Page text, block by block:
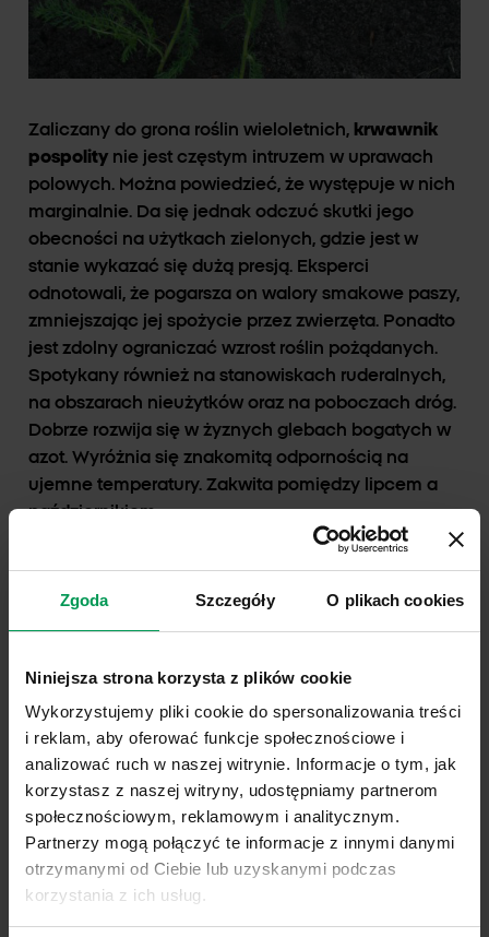
Zgoda Szczegóły O plikach cookies
Niniejsza strona korzysta z plików cookie
Wykorzystujemy pliki cookie do spersonalizowania treści
i reklam, aby oferować funkcje społecznościowe i
analizować ruch w naszej witrynie. Informacje o tym, jak
korzystasz z naszej witryny, udostępniamy partnerom
społecznościowym, reklamowym i analitycznym.
Partnerzy mogą połączyć te informacje z innymi danymi
otrzymanymi od Ciebie lub uzyskanymi podczas
korzystania z ich usług.
Zaliczany do grona roślin wieloletnich, krwawnik
pospolity nie jest częstym intruzem w uprawach
polowych. Można powiedzieć, że występuje w nich
marginalnie. Da się jednak odczuć skutki jego
obecności na użytkach zielonych, gdzie jest w
stanie wykazać się dużą presją. Eksperci
odnotowali, że pogarsza on walory smakowe paszy,
zmniejszając jej spożycie przez zwierzęta. Ponadto
jest zdolny ograniczać wzrost roślin pożądanych.
Spotykany również na stanowiskach ruderalnych,
na obszarach nieużytków oraz na poboczach dróg.
Dobrze rozwija się w żyznych glebach bogatych w
azot. Wyróżnia się znakomitą odpornością na
ujemne temperatury. Zakwita pomiędzy lipcem a
październikiem.
Szybko zarasta nawet bardzo duże obszary, co
czynikrwawnik pospolitychwastem
wysokości. W procesie zwalczania egzamin zdają
metody mechaniczne. Można więc stosować
koszenie oraz ścinanie rośliny. Gdy zagęszczenie
osiągnie wysoki poziom,oprysk
za pomocą
starannie dobranych preparatów jest wskazany i
skuteczny.
Stosowanie/Zwalczanie